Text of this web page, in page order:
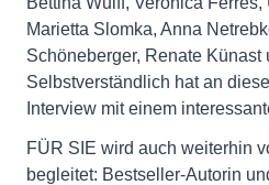
Marietta Slomka, Anna
Schöneberger, Renate Künast
Selbstverständlich hat an
Interview mit einem
FÜR SIE wird auch weiterhin
begleitet: Bestseller-Autorin